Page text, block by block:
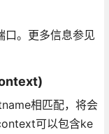
口。更多信息参见
相匹配，将会
可以包含ke